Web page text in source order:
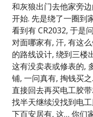
和灰狼出门去他家旁
开始. 先是绕了一圈到
看到有 CR2032, 于是
对面哪家有, 汗, 有这
的路线设计, 绕到三楼
这有没卖表或修表的,
铺, 一问真有, 掏钱买
直接回去再买电工胶
找半天继续没找到电
下百安居有, 这… 你们